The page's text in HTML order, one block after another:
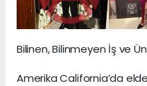
Bilinen, Bilinmeyen İş ve
Amerika California’da